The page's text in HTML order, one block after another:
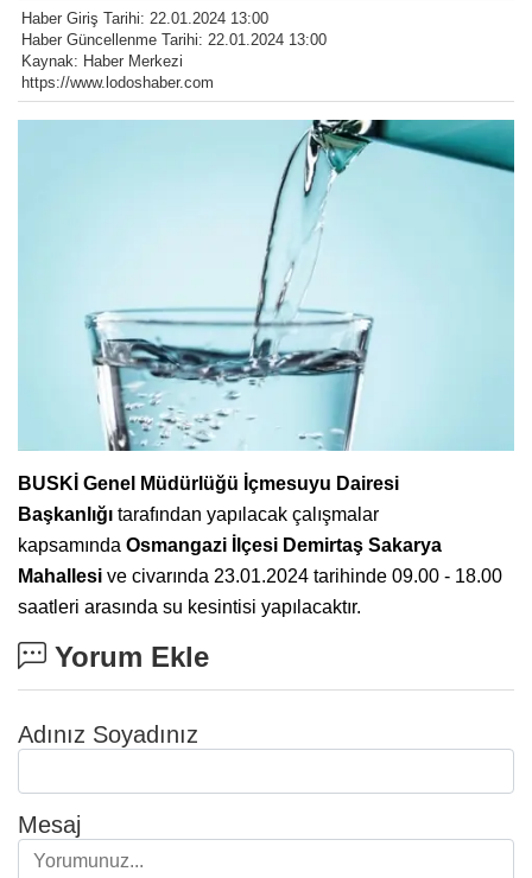
Haber Giriş Tarihi: 22.01.2024 13:00
Haber Güncellenme Tarihi: 22.01.2024 13:00
Kaynak: Haber Merkezi
https://www.lodoshaber.com
BUSKİ Genel Müdürlüğü İçmesuyu Dairesi
Başkanlığı tarafından yapılacak çalışmalar
kapsamında Osmangazi İlçesi Demirtaş Sakarya
Mahallesi ve civarında 23.01.2024 tarihinde 09.00 - 18.00
saatleri arasında su kesintisi yapılacaktır.
Yorum Ekle
Adınız Soyadınız
Mesaj